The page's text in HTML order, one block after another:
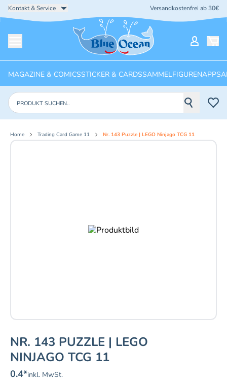
Kontakt & Service Versandkostenfrei ab 30€
Startseite
MAGAZINE & COMICSSTICKER & CARDSSAMMELFIGURENAPPS
Produkte suchen
Home Trading Card Game 11 Nr. 143 Puzzle | LEGO Ninjago TCG 11
NR. 143 PUZZLE | LEGO
NINJAGO TCG 11
0.4*inkl. MwSt.